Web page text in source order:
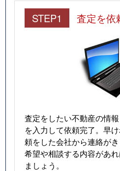
STEP1 査定を依
査定をしたい不動産の情
を入力して依頼完了。早
頼をした会社から連絡がき
希望や相談する内容があ
ましょう。